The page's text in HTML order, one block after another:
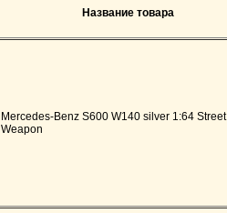
Название товара
Mercedes-Benz S600 W140 silver 1:64 Street
Weapon